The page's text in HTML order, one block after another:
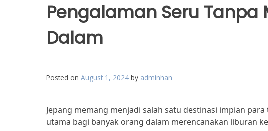
Pengalaman Seru Tanpa
Dalam
Posted on August 1, 2024 by adminhan
Jepang memang menjadi salah satu destinasi impian
utama bagi banyak orang dalam merencanakan liburan